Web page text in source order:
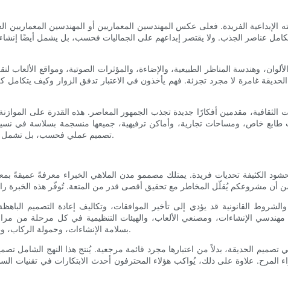
الفريدة. فعلى عكس المهندسين المعماريين أو المهندسين المعماريين
عناصر الجذب. ولا يقتصر إبداعهم على الجماليات فحسب، بل يشمل أيضًا
وهندسة المناظر الطبيعية، والإضاءة، والمؤثرات الصوتية، ومواقع الألعاب
غامرة لا مجرد تجزئة. فهم يأخذون في الاعتبار تدفق الزوار وكيف
مقدمين أفكارًا جديدة تجذب الجمهور المعاصر. هذه القدرة على الموازنة
طابع خاص، ومساحات تجارية، وأماكن ترفيهية، جميعها منسجمة بسلاسة في
تصميم عملي فحسب، بل تشمل أيضًا خلق بيئة لا تُنسى وجذابة تجذب الزوار وتجعلهم يعودون إليها.
الكثيفة تحديات فريدة. يمتلك مصممو مدن الملاهي الخبراء معرفةً عميقةً
القانونية قد يؤدي إلى تأخير الموافقات، وتكاليف إعادة التصميم
مهندسي الإنشاءات، ومصنعي الألعاب، والهيئات التنظيمية في كل مرحلة من
بسلامة الإنشاءات، وحمولة الركاب، وطرق الإخلاء، والسلامة من الحرائق، وتخطيط الاستجابة للطوارئ.
تصميم الحديقة، بدلاً من اعتبارها مجرد قائمة مرجعية. يُنتج هذا النهج
علاوة على ذلك، يُواكب هؤلاء المحترفون أحدث الابتكارات في تقنيات